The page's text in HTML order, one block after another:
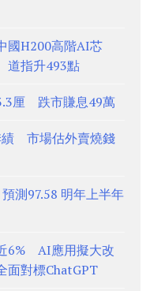
國H200高階AI芯
指升493點
厘 跌市賺息49萬
績 市場估外賣燒錢
測97.58 明年上半年
6% AI應用擬大改
對標ChatGPT